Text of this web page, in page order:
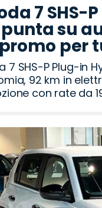
7 SHS-
su
per
7 SHS-P Plug-in
92 km in
con rate da